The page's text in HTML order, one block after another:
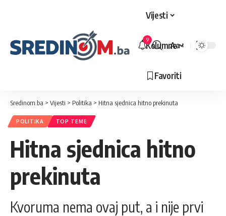
Vijesti
Kolumne
Favoriti
9
Veličina
Aa
Sredinom.ba > Vijesti > Politika > Hitna sjednica hitno prekinuta
POLITIKA TOP TEME
Hitna sjednica hitno
prekinuta
Kvoruma nema ovaj put, a i nije prvi